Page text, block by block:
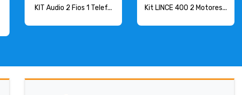
KIT Audio 2 Fios 1 Telef... Kit LINCE 400 2 Motores...